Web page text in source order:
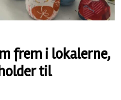
frem i lokalerne,
til